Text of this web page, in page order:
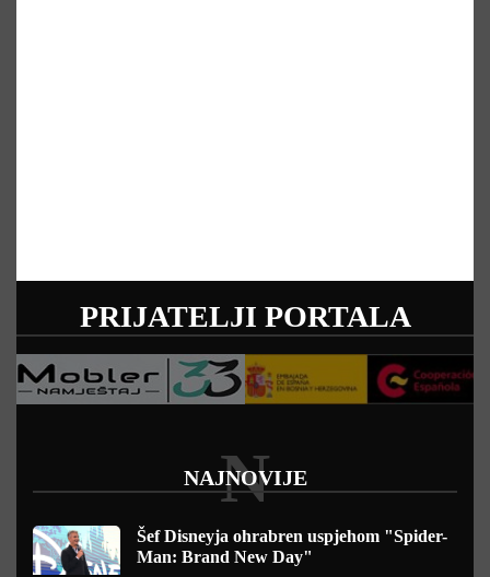
PRIJATELJI PORTALA
NAJNOVIJE
N
Šef Disneyja ohrabren uspjehom "Spider-
Man: Brand New Day"